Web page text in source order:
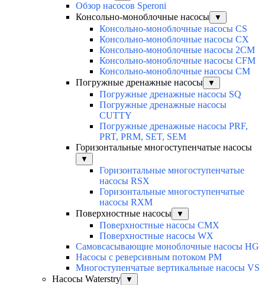
Обзор насосов Speroni
Консольно-моноблочные насосы
▼
Консольно-моноблочные насосы CS
Консольно-моноблочные насосы CX
Консольно-моноблочные насосы 2CM
Консольно-моноблочные насосы CFM
Консольно-моноблочные насосы CM
Погружные дренажные насосы
▼
Погружные дренажные насосы SQ
Погружные дренажные насосы
CUTTY
Погружные дренажные насосы PRF,
PRT, PRM, SET, SEM
Горизонтальные многоступенчатые насосы
▼
Горизонтальные многоступенчатые
насосы RSX
Горизонтальные многоступенчатые
насосы RXM
Поверхностные насосы
▼
Поверхностные насосы CMX
Поверхностные насосы WX
Самовсасывающие моноблочные насосы HG
Насосы с реверсивным потоком PM
Многоступенчатые вертикальные насосы VS
Насосы Waterstry
▼